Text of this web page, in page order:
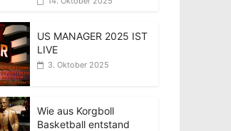
US MANAGER 2025 IST
LIVE
3. Oktober 2025
Wie aus Korgboll
Basketball entstand